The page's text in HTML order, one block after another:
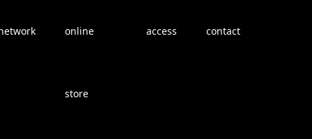
online
store
access contact